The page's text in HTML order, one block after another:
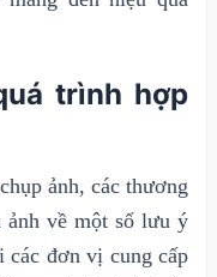
trình hợp
ảnh, các thương
ảnh về một số lưu ý
các đơn vị cung cấp